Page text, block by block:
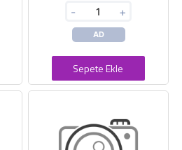
- +
AD
Sepete Ekle